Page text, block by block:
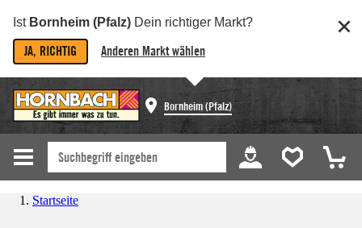
Ist Bornheim (Pfalz) Dein richtiger Markt?
JA, RICHTIG Anderen Markt wählen
Bornheim (Pfalz)
Startseite